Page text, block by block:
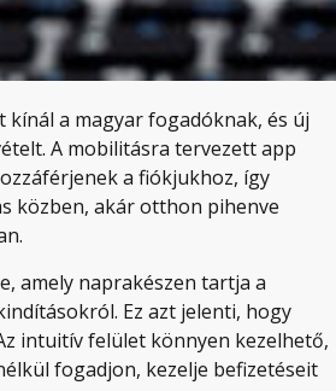
kínál a magyar fogadóknak, és új
A mobilitásra tervezett app
a fiókjukhoz, így
közben, akár otthon pihenve
amely naprakészen tartja a
Ez azt jelenti, hogy
intuitív felület könnyen kezelhető,
fogadjon, kezelje befizetéseit